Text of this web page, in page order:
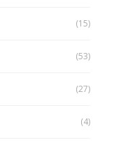
(15)
(53)
(27)
(4)